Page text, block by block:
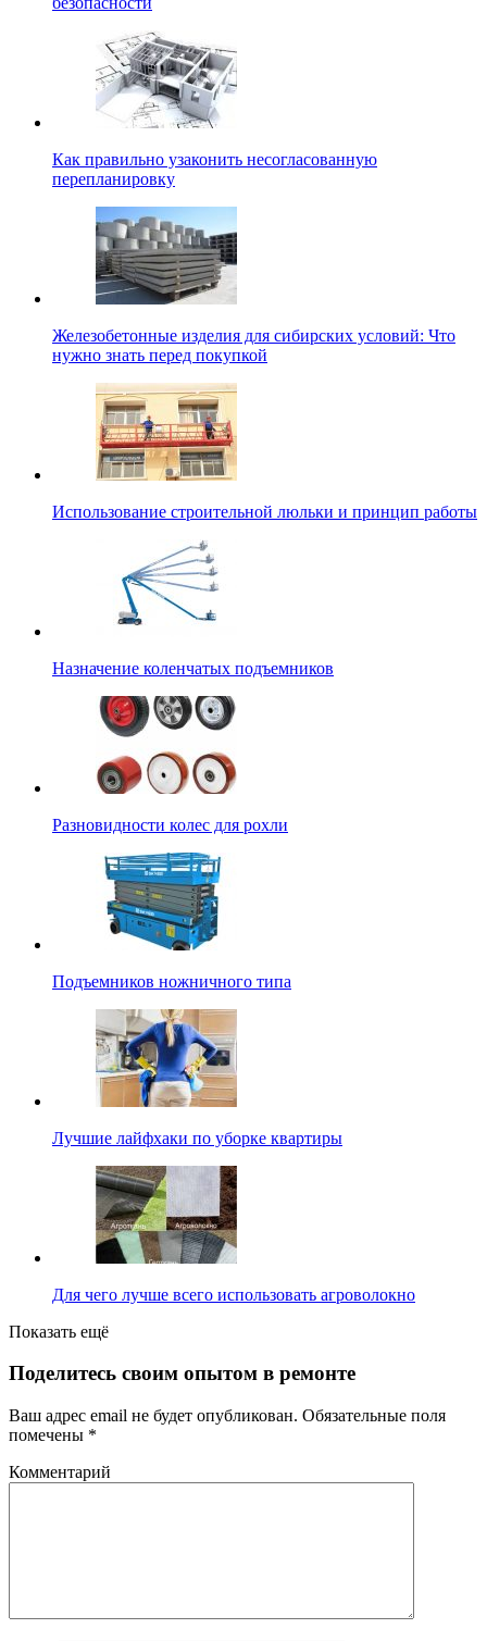
Как правильно узаконить несогласованную
перепланировку
Железобетонные изделия для сибирских условий: Что
нужно знать перед покупкой
Использование строительной люльки и принцип работы
Назначение коленчатых подъемников
Разновидности колес для рохли
Подъемников ножничного типа
Лучшие лайфхаки по уборке квартиры
Для чего лучше всего использовать агроволокно
Показать ещё
Поделитесь своим опытом в ремонте
Ваш адрес email не будет опубликован. Обязательные поля
помечены *
Комментарий